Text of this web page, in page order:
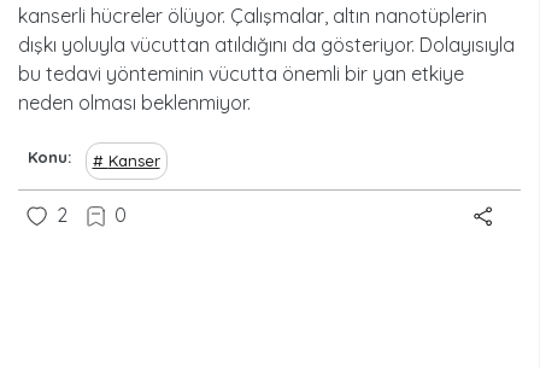
kanserli hücreler ölüyor. Çalışmalar, altın nanotüplerin
dışkı yoluyla vücuttan atıldığını da gösteriyor. Dolayısıyla
bu tedavi yönteminin vücutta önemli bir yan etkiye
neden olması beklenmiyor.
Konu Kanser
2 0